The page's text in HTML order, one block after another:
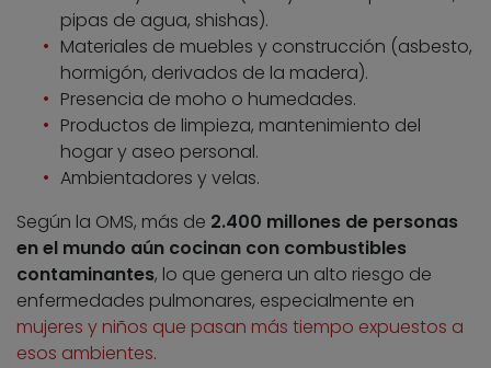
pipas de agua, shishas).
Materiales de muebles y construcción (asbesto,
hormigón, derivados de la madera).
Presencia de moho o humedades.
Productos de limpieza, mantenimiento del
hogar y aseo personal.
Ambientadores y velas.
Según la OMS, más de 2.400 millones de personas
en el mundo aún cocinan con combustibles
contaminantes, lo que genera un alto riesgo de
enfermedades pulmonares, especialmente en
mujeres y niños que pasan más tiempo expuestos a
esos ambientes.